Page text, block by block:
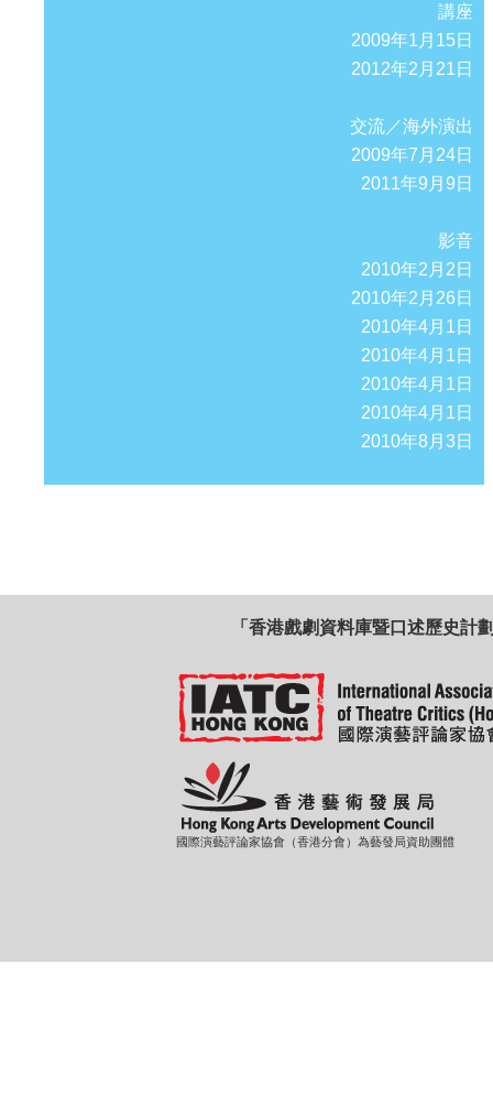
講座
2009年1月15日
2012年2月21日
交流／海外演出
2009年7月24日
2011年9月9日
影音
2010年2月2日
2010年2月26日
2010年4月1日
2010年4月1日
2010年4月1日
2010年4月1日
2010年8月3日
「香港戲劇資料庫暨口述歷史計
國際演藝評論家協會（香港分會）為藝發局資助團體